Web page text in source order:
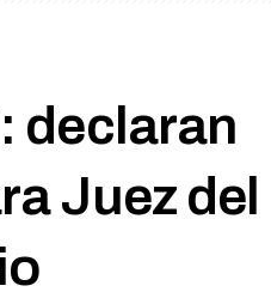
declaran
Juez del